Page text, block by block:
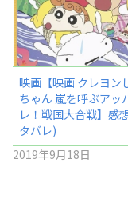
映画【映画 クレヨン
ちゃん 嵐を呼ぶアッ
レ！戦国大合戦】感
タバレ)
2019年9月18日